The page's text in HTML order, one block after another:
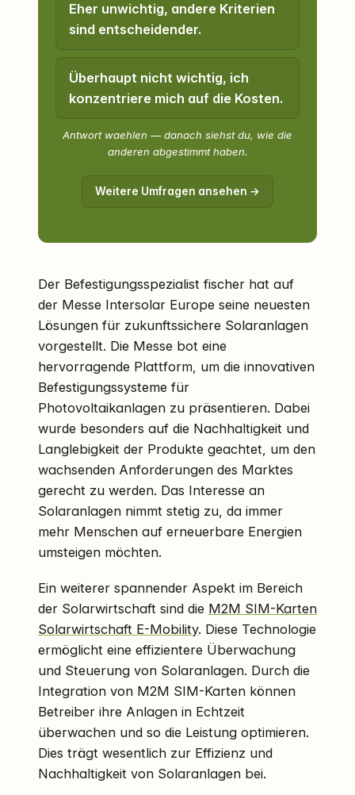
Eher unwichtig, andere Kriterien
sind entscheidender.
Überhaupt nicht wichtig, ich
konzentriere mich auf die Kosten.
Antwort waehlen — danach siehst du, wie die
anderen abgestimmt haben.
Weitere Umfragen ansehen →
Der Befestigungsspezialist fischer hat auf
der Messe Intersolar Europe seine neuesten
Lösungen für zukunftssichere Solaranlagen
vorgestellt. Die Messe bot eine
hervorragende Plattform, um die innovativen
Befestigungssysteme für
Photovoltaikanlagen zu präsentieren. Dabei
wurde besonders auf die Nachhaltigkeit und
Langlebigkeit der Produkte geachtet, um den
wachsenden Anforderungen des Marktes
gerecht zu werden. Das Interesse an
Solaranlagen nimmt stetig zu, da immer
mehr Menschen auf erneuerbare Energien
umsteigen möchten.
Ein weiterer spannender Aspekt im Bereich
der Solarwirtschaft sind die M2M SIM-Karten
Solarwirtschaft E-Mobility. Diese Technologie
ermöglicht eine effizientere Überwachung
und Steuerung von Solaranlagen. Durch die
Integration von M2M SIM-Karten können
Betreiber ihre Anlagen in Echtzeit
überwachen und so die Leistung optimieren.
Dies trägt wesentlich zur Effizienz und
Nachhaltigkeit von Solaranlagen bei.